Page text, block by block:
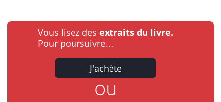
Vous lisez des extraits du livre.
Pour poursuivre…
J'achète
ou